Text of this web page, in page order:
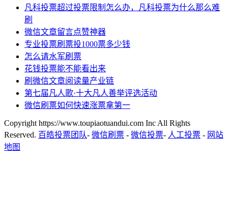
凡科投票超过投票限制怎么办，凡科投票为什么那么难
刷
微信文章留言点赞神器
专业投票刷票投1000票多少钱
怎么请水军刷票
花钱投票能不能看出来
刷微信文章阅读量产业链
第七届凡人歌·十大凡人善举评选活动
微信刷票如何快速涨票拿第一
Copyright https://www.toupiaotuandui.com Inc All Rights
Reserved. 百皓投票团队- 微信刷票 - 微信投票- 人工投票 - 网站
地图